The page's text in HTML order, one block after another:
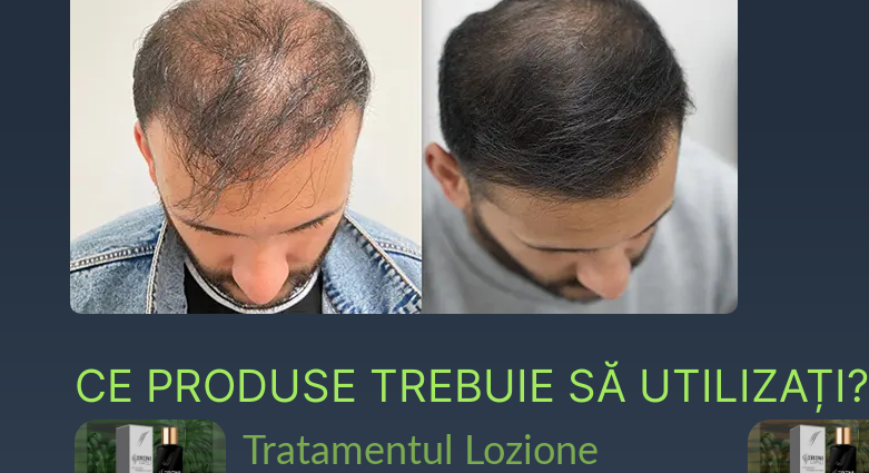
CE PRODUSE TREBUIE SĂ UTILIZAȚI?
Tratamentul Lozione